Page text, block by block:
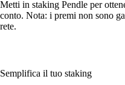
Metti in staking Pendle per
conto. Nota: i premi non sono
rete.
Semplifica il tuo staking